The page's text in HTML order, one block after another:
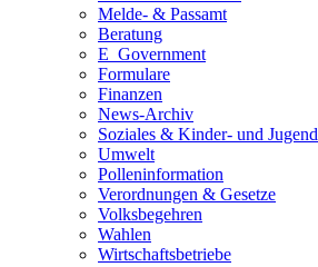
Melde- & Passamt
Beratung
E_Government
Formulare
Finanzen
News-Archiv
Soziales & Kinder- und
Umwelt
Polleninformation
Verordnungen & Gesetze
Volksbegehren
Wahlen
Wirtschaftsbetriebe